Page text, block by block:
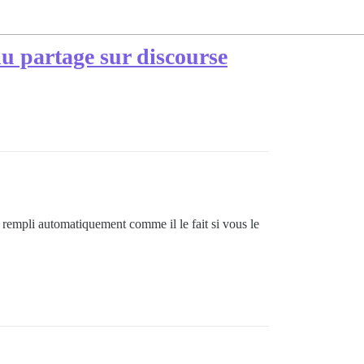
partage sur discourse
automatiquement comme il le fait si vous le